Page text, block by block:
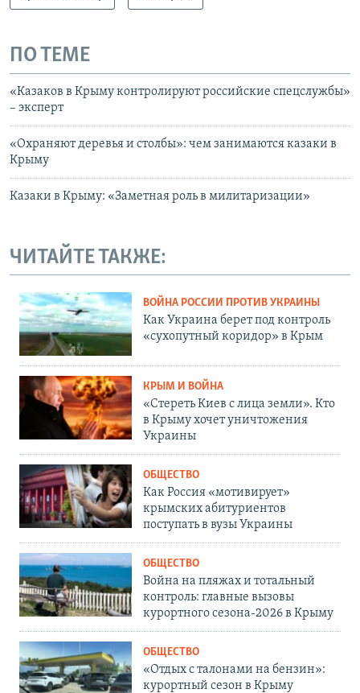
ПО ТЕМЕ
«Казаков в Крыму контролируют российские спецслужбы»
– эксперт
«Охраняют деревья и столбы»: чем занимаются казаки в
Крыму
Казаки в Крыму: «Заметная роль в милитаризации»
ЧИТАЙТЕ ТАКЖЕ:
ВОЙНА РОССИИ ПРОТИВ УКРАИНЫ
Как Украина берет под контроль
«сухопутный коридор» в Крым
КРЫМ И ВОЙНА
«Стереть Киев с лица земли». Кто
в Крыму хочет уничтожения
Украины
ОБЩЕСТВО
Как Россия «мотивирует»
крымских абитуриентов
поступать в вузы Украины
ОБЩЕСТВО
Война на пляжах и тотальный
контроль: главные вызовы
курортного сезона-2026 в Крыму
ОБЩЕСТВО
«Отдых с талонами на бензин»:
курортный сезон в Крыму